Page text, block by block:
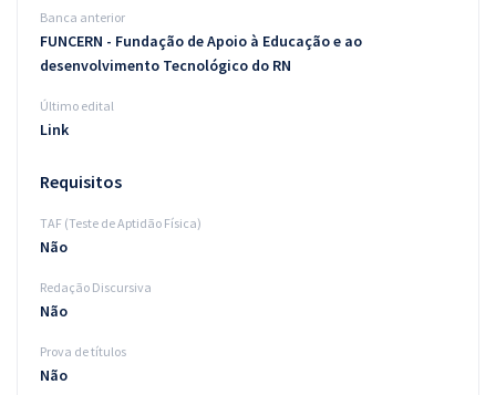
Atendimento
Banca anterior
FUNCERN - Fundação de Apoio à Educação e ao
desenvolvimento Tecnológico do RN
Último edital
Link
Requisitos
TAF (Teste de Aptidão Física)
Não
Redação Discursiva
Não
Prova de títulos
Não